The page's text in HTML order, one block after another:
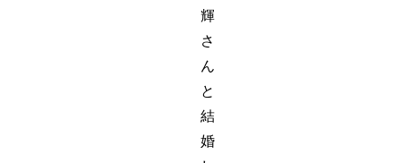
輝
さ
ん
と
結
婚